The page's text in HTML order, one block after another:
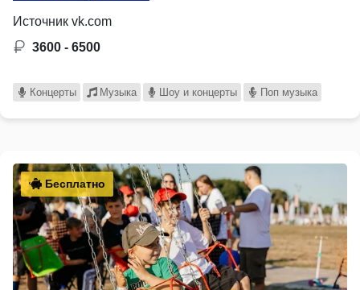
Источник vk.com
3600 - 6500
Концерты Музыка Шоу и концерты Поп музыка
Бесплатно